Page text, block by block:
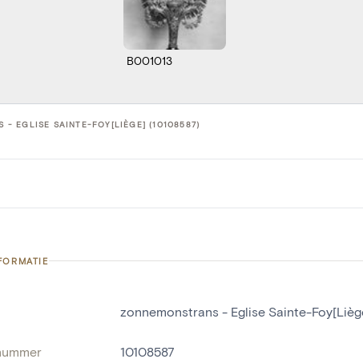
B001013
- EGLISE SAINTE-FOY[LIÈGE] (10108587)
zonnemonstrans - Eglise Sainte-
10108587